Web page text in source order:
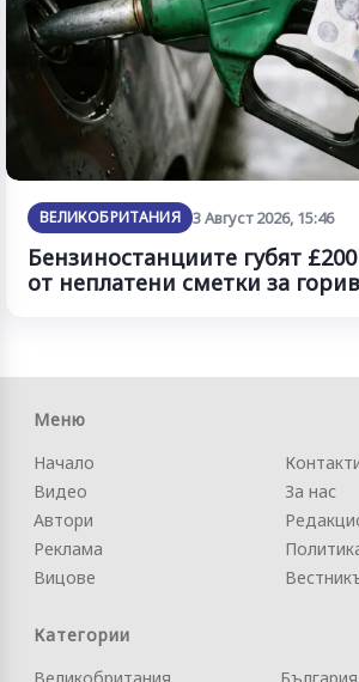
ВЕЛИКОБРИТАНИЯ 3 Август 2026, 15:46
Бензиностанциите губят
от неплатени сметки за
Меню
Начало
Видео
Автори
Реклама
Вицове
За нас
Категории